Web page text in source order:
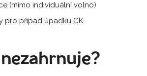
(mimo individuální volno)
pro případ úpadku CK